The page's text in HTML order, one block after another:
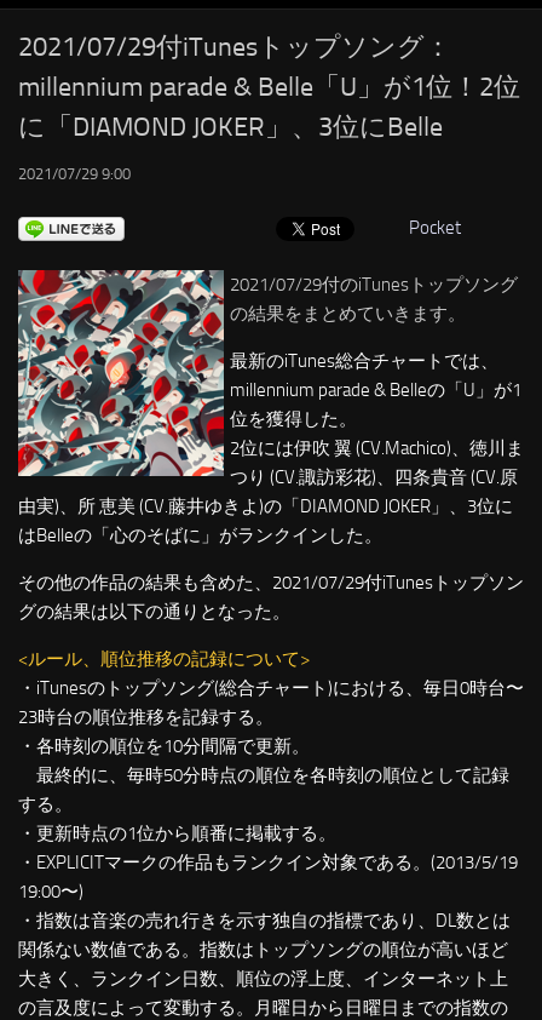
RSS
LINKS
2021/07/29付iTunesトップソング：
millennium parade & Belle「U」が1位！2位
に「DIAMOND JOKER」、3位にBelle
2021/07/29 9:00
Pocket
2021/07/29付のiTunesトップソング
の結果をまとめていきます。
最新のiTunes総合チャートでは、
millennium parade & Belleの「U」が1
位を獲得した。
2位には伊吹 翼 (CV.Machico)、徳川ま
つり (CV.諏訪彩花)、四条貴音 (CV.原
由実)、所 恵美 (CV.藤井ゆきよ)の「DIAMOND JOKER」、3位に
はBelleの「心のそばに」がランクインした。
その他の作品の結果も含めた、2021/07/29付iTunesトップソン
グの結果は以下の通りとなった。
<ルール、順位推移の記録について>
・iTunesのトップソング(総合チャート)における、毎日0時台〜
23時台の順位推移を記録する。
・各時刻の順位を10分間隔で更新。
最終的に、毎時50分時点の順位を各時刻の順位として記録
する。
・更新時点の1位から順番に掲載する。
・EXPLICITマークの作品もランクイン対象である。(2013/5/19
19:00〜)
・指数は音楽の売れ行きを示す独自の指標であり、DL数とは
関係ない数値である。指数はトップソングの順位が高いほど
大きく、ランクイン日数、順位の浮上度、インターネット上
の言及度によって変動する。月曜日から日曜日までの指数の